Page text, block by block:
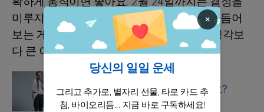
미루지 말고, 마음이 가는 방향을 한 번 더 다듬어
보는 게 좋아요. 이때는 한 번 더 확인하면 ‘생각보
다 큰 이득’으로 돌아올 수 있어요.
4가지 요소는 무엇인가요?
×
당신의 일일 운세
그리고 추가로, 별자리 선물, 타로 카드 추
첨, 바이오리듬... 지금 바로 구독하세요!